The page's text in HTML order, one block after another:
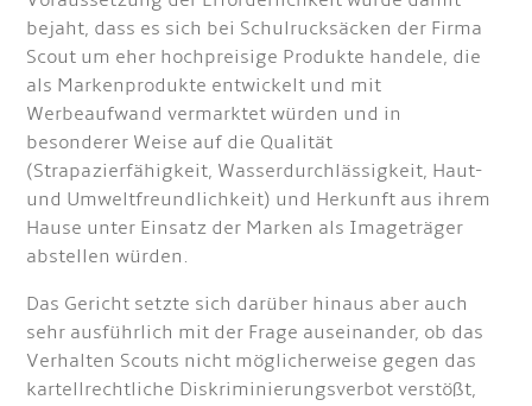
bejaht, dass es sich bei Schulrucksäcken der Firma
Scout um eher hochpreisige Produkte handele, die
als Markenprodukte entwickelt und mit
Werbeaufwand vermarktet würden und in
besonderer Weise auf die Qualität
(Strapazierfähigkeit, Wasserdurchlässigkeit, Haut-
und Umweltfreundlichkeit) und Herkunft aus ihrem
Hause unter Einsatz der Marken als Imageträger
abstellen würden.
Das Gericht setzte sich darüber hinaus aber auch
sehr ausführlich mit der Frage auseinander, ob das
Verhalten Scouts nicht möglicherweise gegen das
kartellrechtliche Diskriminierungsverbot verstößt,